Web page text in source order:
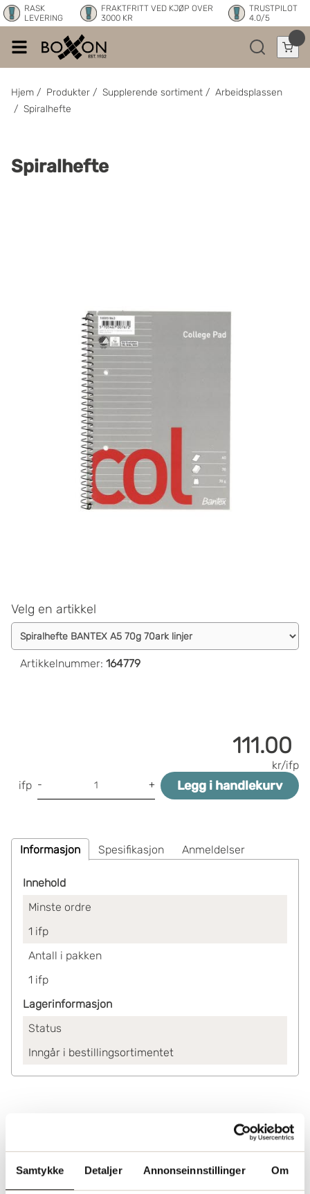
Samtykke Detaljer Annonseinnstillinger Om
RASK
LEVERING
FRAKTFRITT VED KJØP OVER
3000 KR
TRUSTPILOT
4.0/5
Hjem / Produkter / Supplerende sortiment / Arbeidsplassen
/ Spiralhefte
Spiralhefte
Velg en artikkel
Artikkelnummer: 164779
111.00
kr/ifp
ifp - + Legg i handlekurv
Informasjon Spesifikasjon Anmeldelser
Innehold
Minste ordre
1 ifp
Antall i pakken
1 ifp
Lagerinformasjon
Status
Inngår i bestillingsortimentet